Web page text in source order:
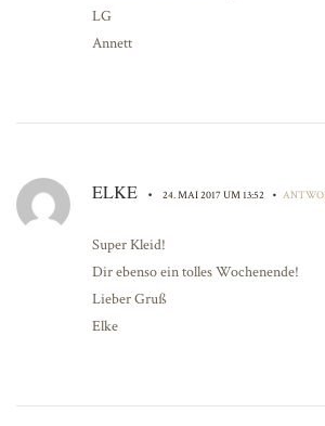
LG
Annett
ELKE • 24. MAI 2017 UM 13:52 •
Super Kleid!
Dir ebenso ein tolles Wochenende!
Lieber Gruß
Elke